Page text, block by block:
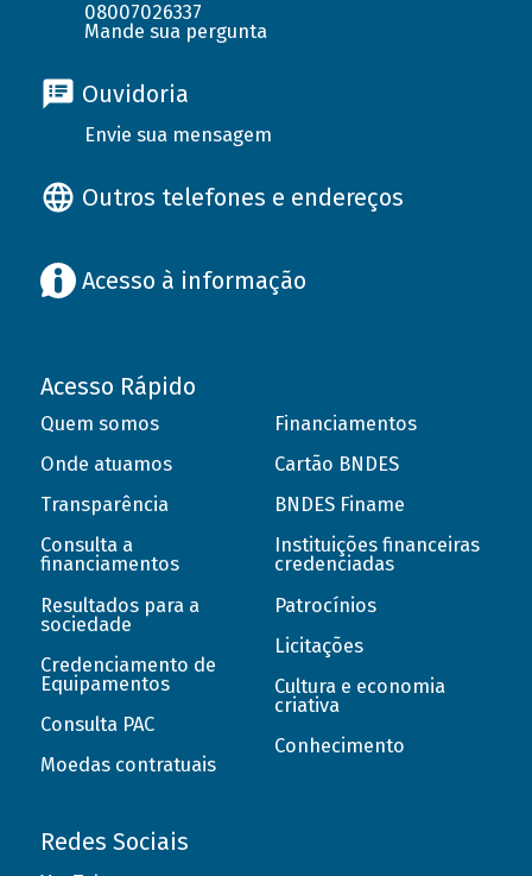
08007026337
Mande sua pergunta
Ouvidoria
Envie sua mensagem
Outros telefones e endereços
Acesso à informação
Acesso Rápido
Quem somos
Onde atuamos
Transparência
Consulta a
financiamentos
Resultados para a
sociedade
Credenciamento de
Equipamentos
Consulta PAC
Moedas contratuais
Financiamentos
Cartão BNDES
BNDES Finame
Instituições financeiras
credenciadas
Patrocínios
Licitações
Cultura e economia
criativa
Conhecimento
Redes Sociais